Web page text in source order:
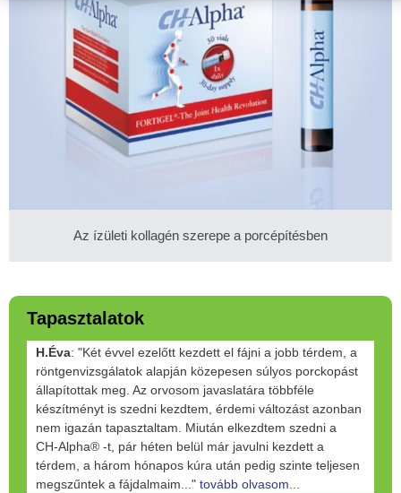
Az ízületi kollagén szerepe a porcépítésben
Tapasztalatok
H.Éva: "Két évvel ezelőtt kezdett el fájni a jobb térdem, a
röntgenvizsgálatok alapján közepesen súlyos porckopást
állapítottak meg. Az orvosom javaslatára többféle
készítményt is szedni kezdtem, érdemi változást azonban
nem igazán tapasztaltam. Miután elkezdtem szedni a
CH-Alpha® -t, pár héten belül már javulni kezdett a
térdem, a három hónapos kúra után pedig szinte teljesen
megszűntek a fájdalmaim..." tovább olvasom...